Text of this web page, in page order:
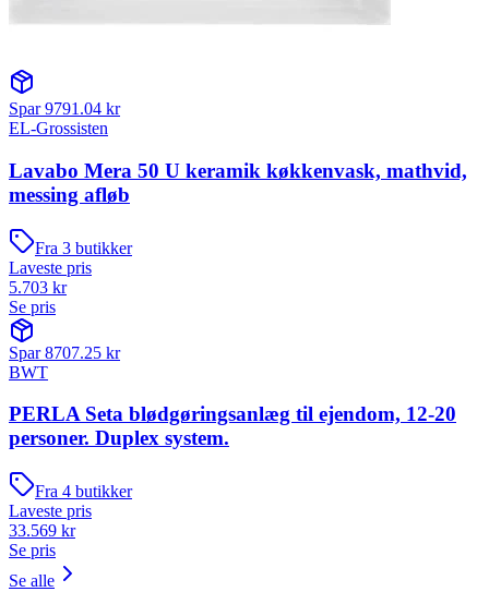
Spar9791.04 kr
EL-Grossisten
Lavabo Mera 50 U keramik køkkenvask, mathvid,
messing afløb
Fra 3 butikker
Laveste pris
5.703 kr
Se pris
Spar8707.25 kr
BWT
PERLA Seta blødgøringsanlæg til ejendom, 12-20
personer. Duplex system.
Fra 4 butikker
Laveste pris
33.569 kr
Se pris
Se alle